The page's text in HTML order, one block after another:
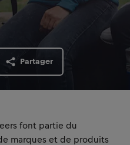
Partager
font partie du
marques et de produits